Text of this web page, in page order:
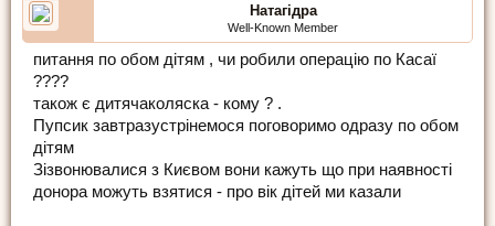
Натагідра
Well-Known Member
питання по обом дітям , чи робили операцію по Касаї
????
також є дитячаколяска - кому ? .
Пупсик завтразустрінемося поговоримо одразу по обом
дітям
Зізвонювалися з Києвом вони кажуть що при наявності
донора можуть взятися - про вік дітей ми казали